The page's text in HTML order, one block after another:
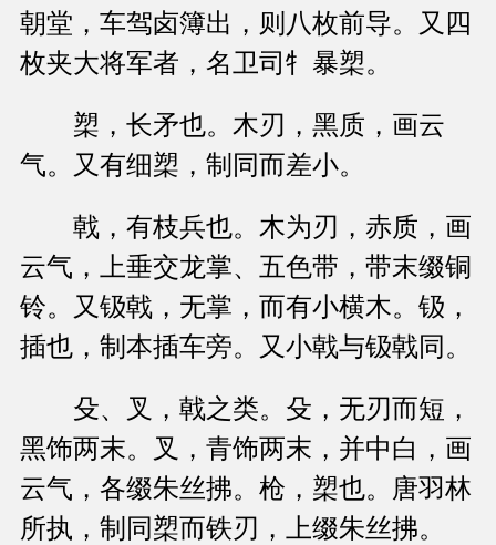
朝堂，车驾卤簿出，则八枚前导。又四
枚夹大将军者，名卫司牜暴槊。
槊，长矛也。木刃，黑质，画云
气。又有细槊，制同而差小。
戟，有枝兵也。木为刃，赤质，画
云气，上垂交龙掌、五色带，带末缀铜
铃。又钑戟，无掌，而有小横木。钑，
插也，制本插车旁。又小戟与钑戟同。
殳、叉，戟之类。殳，无刃而短，
黑饰两末。叉，青饰两末，并中白，画
云气，各缀朱丝拂。枪，槊也。唐羽林
所执，制同槊而铁刃，上缀朱丝拂。